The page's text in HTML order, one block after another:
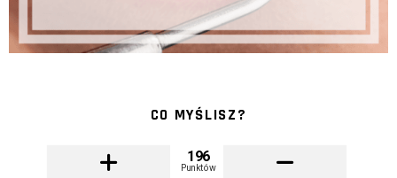
CO MYŚLISZ?
196
Punktów